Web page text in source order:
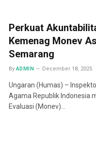
Perkuat
Kemenag Monev
Semarang
By ADMIN December 18, 2025
Ungaran (Humas) –
Agama Republik Indonesia
Evaluasi (Monev)…